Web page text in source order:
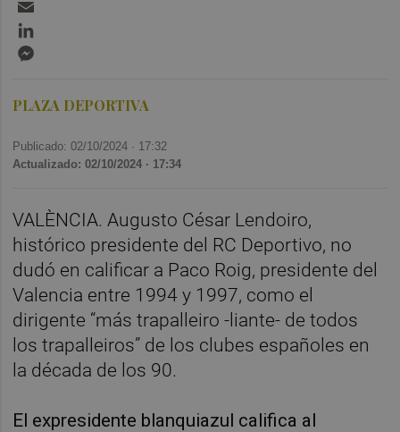
PLAZA DEPORTIVA
Publicado: 02/10/2024 · 17:32
Actualizado: 02/10/2024 · 17:34
VALÈNCIA. Augusto César Lendoiro,
histórico presidente del RC Deportivo, no
dudó en calificar a Paco Roig, presidente del
Valencia entre 1994 y 1997, como el
dirigente “más trapalleiro -liante- de todos
los trapalleiros” de los clubes españoles en
la década de los 90.
El expresidente blanquiazul califica al